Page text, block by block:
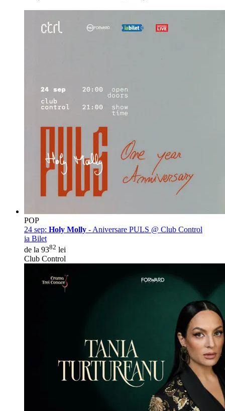
POP
24 sep: Holy Molly - Aniversare PULS @ Club Control
ia Bilet
de la 9382 lei
Club Control